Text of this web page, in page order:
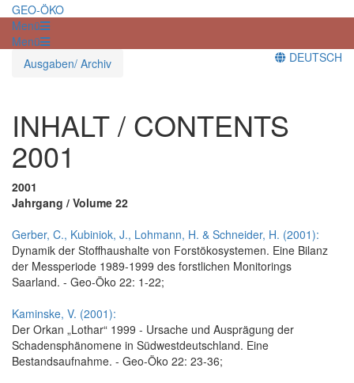
GEO-ÖKO
Menü
Menü
Ausgaben/ Archiv
DEUTSCH
INHALT / CONTENTS
2001
2001
Jahrgang / Volume 22
Gerber, C., Kubiniok, J., Lohmann, H. & Schneider, H. (2001):
Dynamik der Stoffhaushalte von Forstökosystemen. Eine Bilanz
der Messperiode 1989-1999 des forstlichen Monitorings
Saarland. - Geo-Öko 22: 1-22;
Kaminske, V. (2001):
Der Orkan „Lothar“ 1999 - Ursache und Ausprägung der
Schadensphänomene in Südwestdeutschland. Eine
Bestandsaufnahme. - Geo-Öko 22: 23-36;